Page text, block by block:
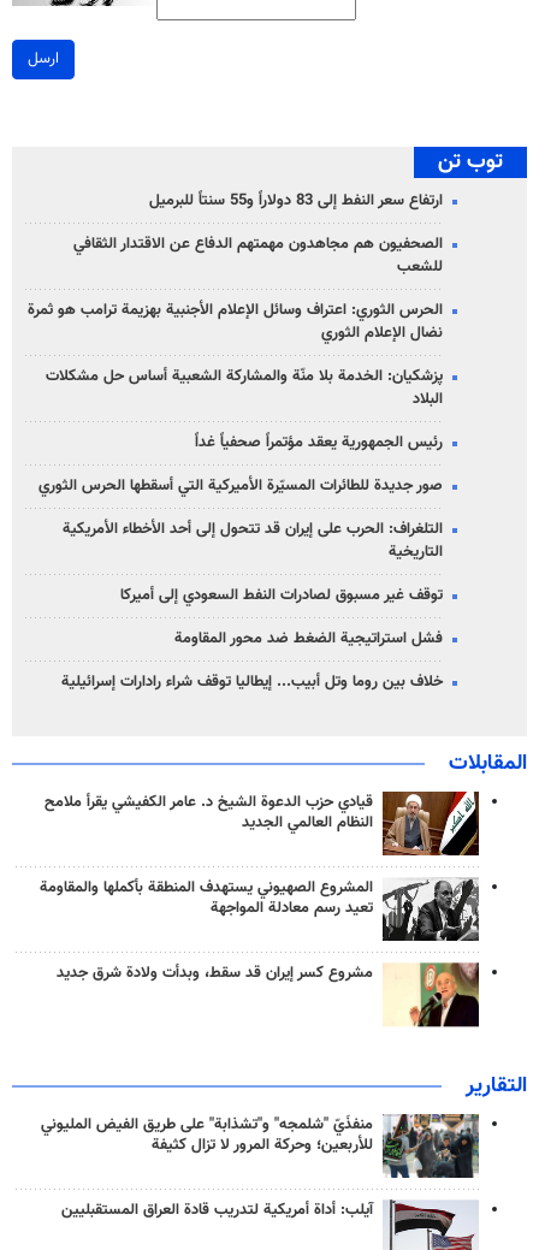
ارسل
توب تن
ارتفاع سعر النفط إلى 83 دولاراً و55 سنتاً للبرميل
الصحفيون هم مجاهدون مهمتهم الدفاع عن الاقتدار الثقافي
للشعب
الحرس الثوري: اعتراف وسائل الإعلام الأجنبية بهزيمة ترامب هو ثمرة
نضال الإعلام الثوري
پزشکیان: الخدمة بلا منّة والمشاركة الشعبية أساس حل مشكلات
البلاد
رئيس الجمهورية يعقد مؤتمراً صحفياً غداً
صور جديدة للطائرات المسيّرة الأميركية التي أسقطها الحرس الثوري
التلغراف: الحرب على إيران قد تتحول إلى أحد الأخطاء الأمريكية
التاريخية
توقف غير مسبوق لصادرات النفط السعودي إلى أميركا
فشل استراتيجية الضغط ضد محور المقاومة
خلاف بين روما وتل أبيب... إيطاليا توقف شراء رادارات إسرائيلية
المقابلات
قيادي حزب الدعوة الشيخ د. عامر الكفيشي يقرأ ملامح
النظام العالمي الجديد
المشروع الصهيوني يستهدف المنطقة بأكملها والمقاومة
تعيد رسم معادلة المواجهة
مشروع كسر إيران قد سقط، وبدأت ولادة شرق جديد
التقارير
منفذَيّ "شلمجه" و"تشذابة" على طريق الفيض المليوني
للأربعين؛ وحركة المرور لا تزال كثيفة
آيلب: أداة أمريكية لتدريب قادة العراق المستقبليين